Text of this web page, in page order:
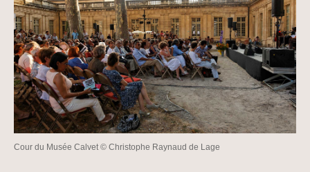
Cour du Musée Calvet © Christophe Raynaud de Lage